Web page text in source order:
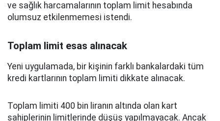
ve sağlık harcamalarının toplam limit hesabında
olumsuz etkilenmemesi istendi.
Toplam limit esas alınacak
Yeni uygulamada, bir kişinin farklı bankalardaki tüm
kredi kartlarının toplam limiti dikkate alınacak.
Toplam limiti 400 bin liranın altında olan kart
sahiplerinin limitlerinde düşüş yapılmayacak. Ancak